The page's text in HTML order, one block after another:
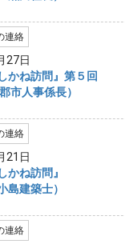
連絡
27日
かね訪問』第５回
市人事係長）
連絡
21日
かね訪問』
島建築士）
連絡